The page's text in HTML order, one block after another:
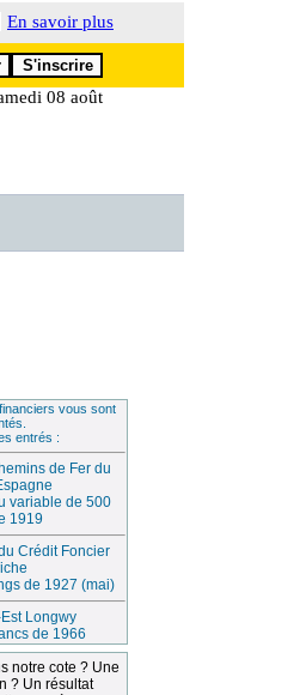
En savoir plus
08 août
vous sont
entrés :
de Fer du
variable de 500
1919
Crédit Foncier
de 1927 (mai)
Longwy
de 1966
notre cote ? Une
? Un résultat